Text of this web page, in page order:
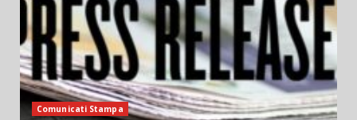
Comunicati Stampa